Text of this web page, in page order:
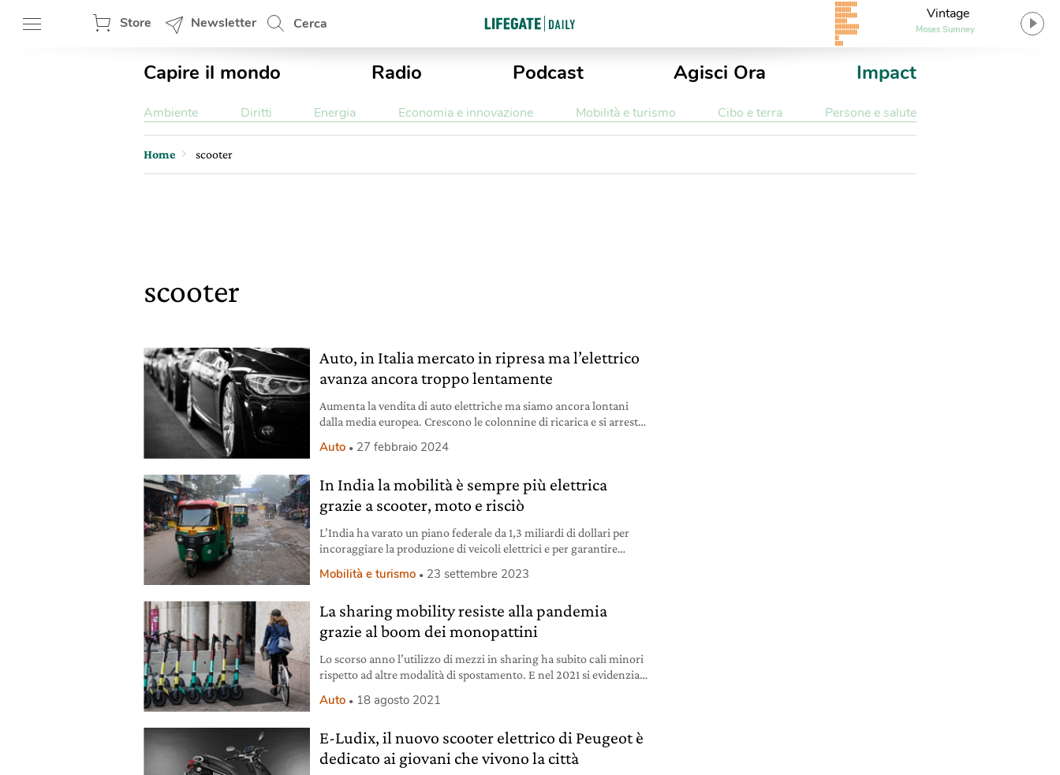
Store Newsletter Cerca
Vintage
Moses Sumney
Capire il mondo Radio Podcast Agisci Ora Impact
Ambiente Diritti Energia Economia e innovazione Mobilità e turismo Cibo e terra Persone e salute
Home scooter
scooter
Auto, in Italia mercato in ripresa ma l’elettrico
avanza ancora troppo lentamente
Aumenta la vendita di auto elettriche ma siamo ancora lontani
dalla media europea. Crescono le colonnine di ricarica e si arresta
Auto 27 febbraio 2024
In India la mobilità è sempre più elettrica
grazie a scooter, moto e risciò
L’India ha varato un piano federale da 1,3 miliardi di dollari per
incoraggiare la produzione di veicoli elettrici e per garantire
Mobilità e turismo 23 settembre 2023
La sharing mobility resiste alla pandemia
grazie al boom dei monopattini
Lo scorso anno l’utilizzo di mezzi in sharing ha subito cali minori
rispetto ad altre modalità di spostamento. E nel 2021 si evidenzia
Auto 18 agosto 2021
E-Ludix, il nuovo scooter elettrico di Peugeot è
dedicato ai giovani che vivono la città